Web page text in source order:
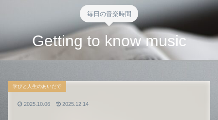
毎日の音楽時間
Getting to know music
学びと人生のあいだで
2025.10.06 2025.12.14